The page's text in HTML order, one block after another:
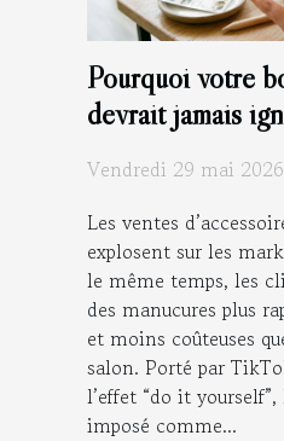
Pourquoi votre
devrait jamais
Vendredi 29 mai
Les ventes
explosent sur les
le même temps, les
des manucures plus
et moins coûteuses
salon. Porté par
l’effet “do it
imposé comme...